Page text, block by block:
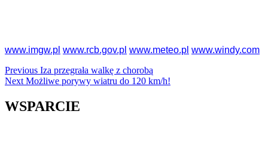
www.imgw.pl www.rcb.gov.pl www.meteo.pl www.windy.com
Continue
Reading
Previous Iza przegrała walkę z chorobą
Next Możliwe porywy wiatru do 120 km/h!
WSPARCIE